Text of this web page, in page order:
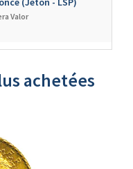
Valor
achetées